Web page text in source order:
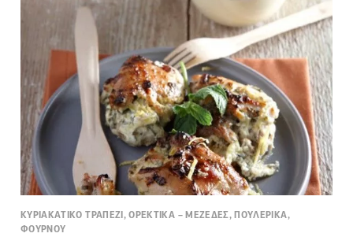
ΚΥΡΙΑΚΑΤΙΚΟ ΤΡΑΠΕΖΙ, ΟΡΕΚΤΙΚΑ – ΜΕΖΕΔΕΣ, ΠΟΥΛΕΡΙΚΑ,
ΦΟΥΡΝΟΥ